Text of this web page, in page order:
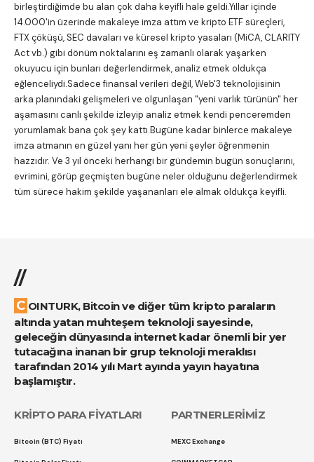
birleştirdiğimde bu alan çok daha keyifli hale geldi.Yıllar içinde
14.000'in üzerinde makaleye imza attım ve kripto ETF süreçleri,
FTX çöküşü, SEC davaları ve küresel kripto yasaları (MiCA, CLARITY
Act vb.) gibi dönüm noktalarını eş zamanlı olarak yaşarken
okuyucu için bunları değerlendirmek, analiz etmek oldukça
eğlenceliydi.Sadece finansal verileri değil, Web'3 teknolojisinin
arka planındaki gelişmeleri ve olgunlaşan "yeni varlık türünün" her
aşamasını canlı şekilde izleyip analiz etmek kendi penceremden
yorumlamak bana çok şey kattı.Bugüne kadar binlerce makaleye
imza atmanın en güzel yanı her gün yeni şeyler öğrenmenin
hazzıdır. Ve 3 yıl önceki herhangi bir gündemin bugün sonuçlarını,
evrimini, görüp geçmişten bugüne neler olduğunu değerlendirmek
tüm sürece hakim şekilde yaşananları ele almak oldukça keyifli.
//
COINTURK, Bitcoin ve diğer tüm kripto paraların
altında yatan muhteşem teknoloji sayesinde,
geleceğin dünyasında internet kadar önemli bir yer
tutacağına inanan bir grup teknoloji meraklısı
tarafından 2014 yılı Mart ayında yayın hayatına
başlamıştır.
KRİPTO PARA FİYATLARI
Bitcoin (BTC) Fiyatı
PARTNERLERİMİZ
MEXC Exchange